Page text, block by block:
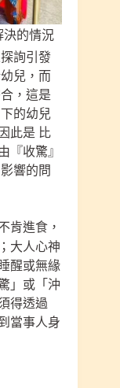
決的情況
詢引發
兒，而
，這是
的幼兒
此是 比
『收驚』
響的問
肯進食，
大人心神
醒或無緣
」或「沖
得透過
當事人身